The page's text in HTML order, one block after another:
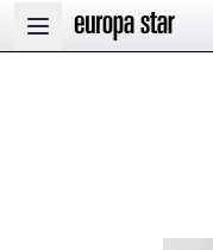
Open main menu